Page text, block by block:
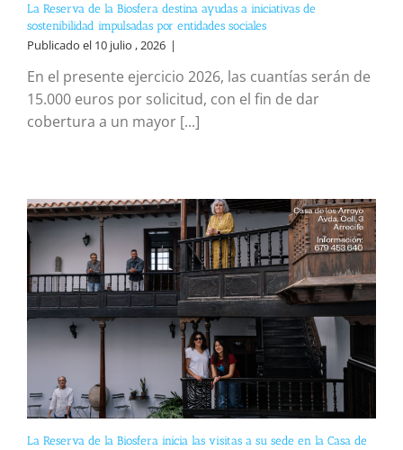
La Reserva de la Biosfera destina ayudas a iniciativas de
sostenibilidad impulsadas por entidades sociales
Publicado el 10 julio , 2026 |
En el presente ejercicio 2026, las cuantías serán de
15.000 euros por solicitud, con el fin de dar
cobertura a un mayor [...]
La Reserva de la Biosfera inicia las visitas a su sede en la Casa de